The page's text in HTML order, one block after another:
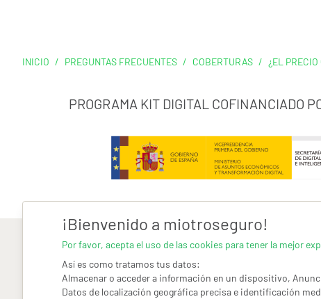
INICIO / PREGUNTAS FRECUENTES / COBERTURAS / ¿EL
PROGRAMA KIT DIGITAL COFINANCIADO
¡Bienvenido a miotroseguro!
Por favor, acepta el uso de las cookies para tener la mejor
Así es como tratamos tus datos:
Almacenar o acceder a información en un dispositivo,
Datos de localización geográfica precisa e identificación